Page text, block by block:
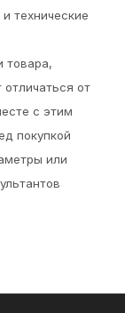
технические
товара,
отличаться от
с этим
покупкой
или